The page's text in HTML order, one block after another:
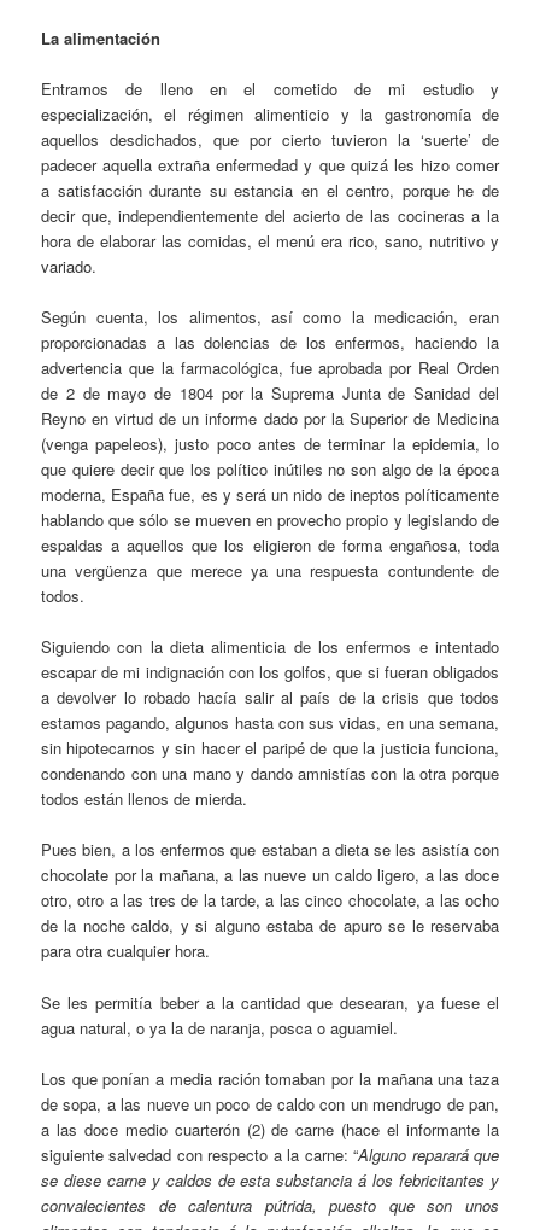
La alimentación
Entramos de lleno en el cometido de mi estudio y
especialización, el régimen alimenticio y la gastronomía de
aquellos desdichados, que por cierto tuvieron la ‘suerte’ de
padecer aquella extraña enfermedad y que quizá les hizo comer
a satisfacción durante su estancia en el centro, porque he de
decir que, independientemente del acierto de las cocineras a la
hora de elaborar las comidas, el menú era rico, sano, nutritivo y
variado.
Según cuenta, los alimentos, así como la medicación, eran
proporcionadas a las dolencias de los enfermos, haciendo la
advertencia que la farmacológica, fue aprobada por Real Orden
de 2 de mayo de 1804 por la Suprema Junta de Sanidad del
Reyno en virtud de un informe dado por la Superior de Medicina
(venga papeleos), justo poco antes de terminar la epidemia, lo
que quiere decir que los político inútiles no son algo de la época
moderna, España fue, es y será un nido de ineptos políticamente
hablando que sólo se mueven en provecho propio y legislando de
espaldas a aquellos que los eligieron de forma engañosa, toda
una vergüenza que merece ya una respuesta contundente de
todos.
Siguiendo con la dieta alimenticia de los enfermos e intentado
escapar de mi indignación con los golfos, que si fueran obligados
a devolver lo robado hacía salir al país de la crisis que todos
estamos pagando, algunos hasta con sus vidas, en una semana,
sin hipotecarnos y sin hacer el paripé de que la justicia funciona,
condenando con una mano y dando amnistías con la otra porque
todos están llenos de mierda.
Pues bien, a los enfermos que estaban a dieta se les asistía con
chocolate por la mañana, a las nueve un caldo ligero, a las doce
otro, otro a las tres de la tarde, a las cinco chocolate, a las ocho
de la noche caldo, y si alguno estaba de apuro se le reservaba
para otra cualquier hora.
Se les permitía beber a la cantidad que desearan, ya fuese el
agua natural, o ya la de naranja, posca o aguamiel.
Los que ponían a media ración tomaban por la mañana una taza
de sopa, a las nueve un poco de caldo con un mendrugo de pan,
a las doce medio cuarterón (2) de carne (hace el informante la
siguiente salvedad con respecto a la carne: “Alguno reparará que
se diese carne y caldos de esta substancia á los febricitantes y
convalecientes de calentura pútrida, puesto que son unos